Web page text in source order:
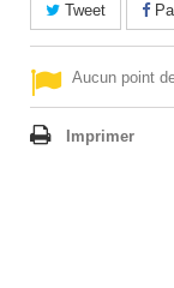
Tweet
Aucun point
Imprimer